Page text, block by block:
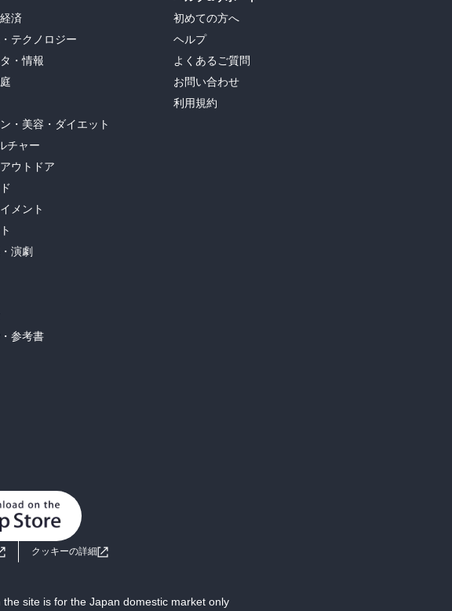
済
テクノロジー
・情報
・美容・ダイエット
チャー
ウトドア
メント
演劇
参考書
初めての方へ
ヘルプ
よくあるご質問
お問い合わせ
利用規約
クッキーの詳細
site is for the Japan domestic market only